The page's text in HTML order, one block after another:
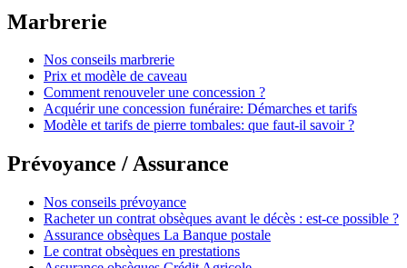
Marbrerie
Nos conseils marbrerie
Prix et modèle de caveau
Comment renouveler une concession ?
Acquérir une concession funéraire: Démarches et tarifs
Modèle et tarifs de pierre tombales: que faut-il savoir ?
Prévoyance / Assurance
Nos conseils prévoyance
Racheter un contrat obsèques avant le décès : est-ce possible ?
Assurance obsèques La Banque postale
Le contrat obsèques en prestations